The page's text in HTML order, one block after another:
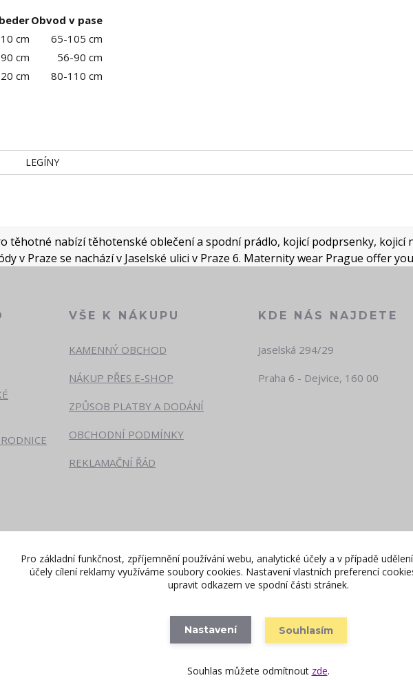
Obvod v pase
cm
65-105 cm
cm
56-90 cm
cm 80-110 cm
LEGÍNY
těhotné nabízí těhotenské oblečení a spodní prádlo, kojicí podprsenky, kojicí
v Praze se nachází v Jaselské ulici v Praze 6. Maternity wear Prague offer
VŠE K NÁKUPU
KAMENNÝ OBCHOD
NÁKUP PŘES E-SHOP
ZPŮSOB PLATBY A DODÁNÍ
OBCHODNÍ PODMÍNKY
REKLAMAČNÍ ŘÁD
KDE NÁS NAJDETE
Jaselská 294/29
Praha 6 - Dejvice, 160 00
Vytvořeno na
Pro základní funkčnost, zpříjemnění používání webu, analytické účely a v případě
účely cílení reklamy využíváme soubory cookies. Nastavení vlastních preferencí
upravit odkazem ve spodní části stránek.
Nastavení Souhlasím
Souhlas můžete odmítnout zde.